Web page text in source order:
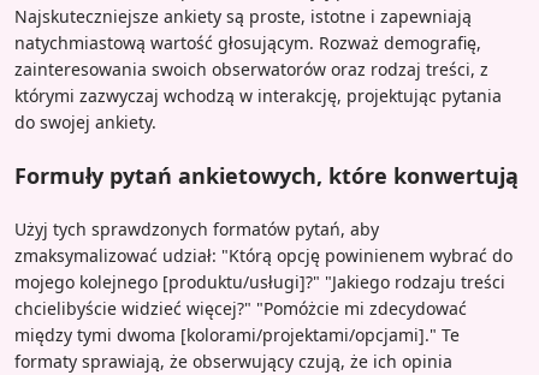
Najskuteczniejsze ankiety są proste, istotne i zapewniają
natychmiastową wartość głosującym. Rozważ demografię,
zainteresowania swoich obserwatorów oraz rodzaj treści, z
którymi zazwyczaj wchodzą w interakcję, projektując pytania
do swojej ankiety.
Formuły pytań ankietowych, które konwertują
Użyj tych sprawdzonych formatów pytań, aby
zmaksymalizować udział: "Którą opcję powinienem wybrać do
mojego kolejnego [produktu/usługi]?" "Jakiego rodzaju treści
chcielibyście widzieć więcej?" "Pomóżcie mi zdecydować
między tymi dwoma [kolorami/projektami/opcjami]." Te
formaty sprawiają, że obserwujący czują, że ich opinia